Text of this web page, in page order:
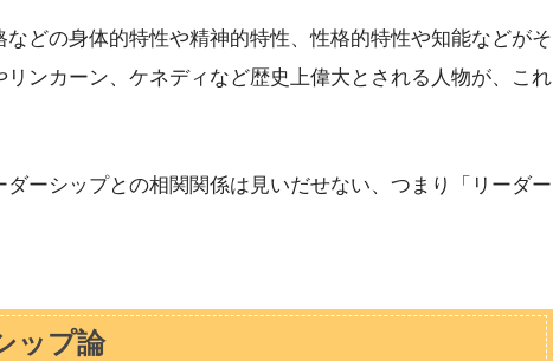
どの身体的特性や精神的特性、性格的特性や知能などがそ
ンカーン、ケネディなど歴史上偉大とされる人物が、これ
ーシップとの相関関係は見いだせない、つまり「リーダー
ップ論